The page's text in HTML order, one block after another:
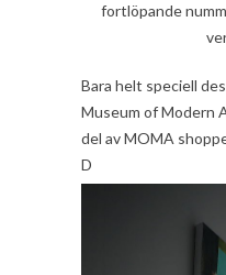
fortlöpande
Bara helt speciell
Museum of Modern
del av MOMA
D